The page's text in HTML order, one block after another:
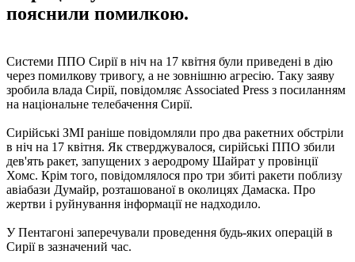
пояснили помилкою.
Системи ППО Сирії в ніч на 17 квітня були приведені в дію
через помилкову тривогу, а не зовнішню агресію. Таку заяву
зробила влада Сирії, повідомляє Associated Press з посиланням
на національне телебачення Сирії.
Сирійські ЗМІ раніше повідомляли про два ракетних обстріли
в ніч на 17 квітня. Як стверджувалося, сирійські ППО збили
дев'ять ракет, запущених з аеродрому Шайрат у провінції
Хомс. Крім того, повідомлялося про три збиті ракети поблизу
авіабази Думайр, розташованої в околицях Дамаска. Про
жертви і руйнування інформації не надходило.
У Пентагоні заперечували проведення будь-яких операцій в
Сирії в зазначений час.